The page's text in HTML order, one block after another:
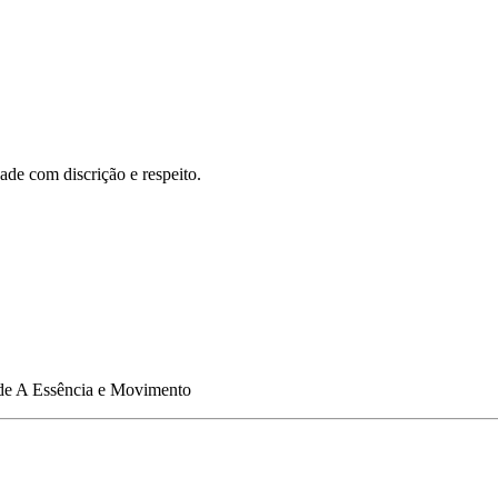
com discrição e respeito.
A Essência e Movimento